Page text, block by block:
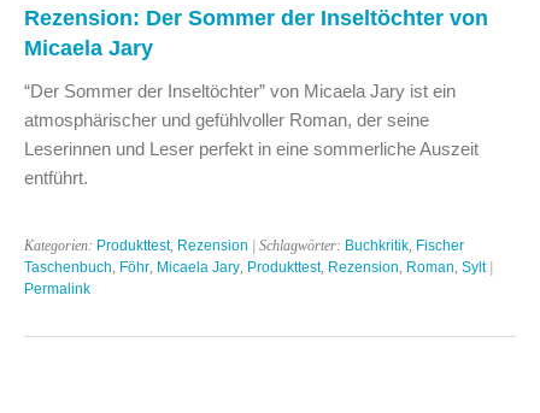
Rezension: Der Sommer der Inseltöchter von
Micaela Jary
“Der Sommer der Inseltöchter” von Micaela Jary ist ein
atmosphärischer und gefühlvoller Roman, der seine
Leserinnen und Leser perfekt in eine sommerliche Auszeit
entführt.
Kategorien: Produkttest, Rezension | Schlagwörter: Buchkritik Fischer
Taschenbuch Föhr Micaela Jary Produkttest, Rezension Roman Sylt|
Permalink